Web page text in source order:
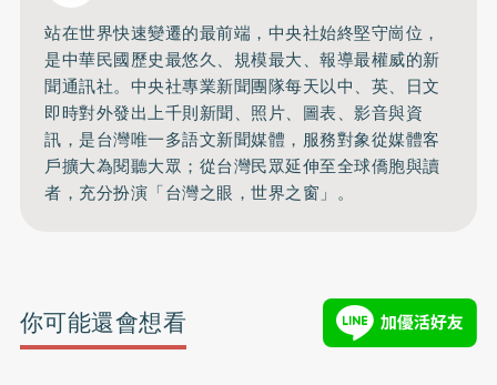
站在世界快速變遷的最前端，中央社始終堅守崗位，
是中華民國歷史最悠久、規模最大、報導最權威的新
聞通訊社。中央社專業新聞團隊每天以中、英、日文
即時對外發出上千則新聞、照片、圖表、影音與資
訊，是台灣唯一多語文新聞媒體，服務對象從媒體客
戶擴大為閱聽大眾；從台灣民眾延伸至全球僑胞與讀
者，充分扮演「台灣之眼，世界之窗」。
你可能還會想看